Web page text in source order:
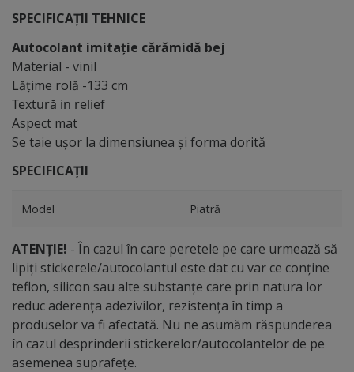
SPECIFICAȚII TEHNICE
Autocolant imitaţie cărămidă bej
Material - vinil
Lăţime rolă -133 cm
Textură in relief
Aspect mat
Se taie uşor la dimensiunea şi forma dorită
SPECIFICAȚII
Model Piatră
ATENȚIE! - În cazul în care peretele pe care urmează să
lipiți stickerele/autocolantul este dat cu var ce conține
teflon, silicon sau alte substanțe care prin natura lor
reduc aderența adezivilor, rezistența în timp a
produselor va fi afectată. Nu ne asumăm răspunderea
în cazul desprinderii stickerelor/autocolantelor de pe
asemenea suprafețe.